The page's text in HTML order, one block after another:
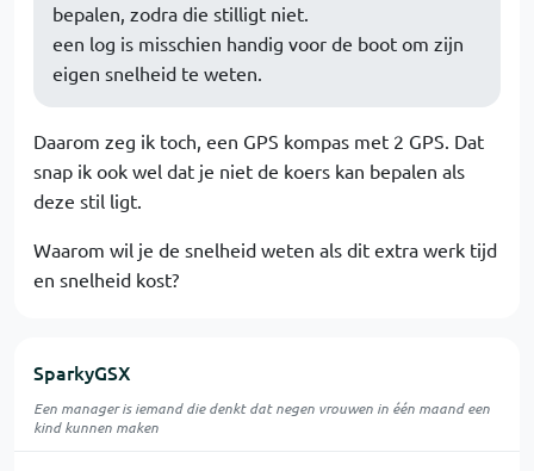
bepalen, zodra die stilligt niet.
een log is misschien handig voor de boot om zijn
eigen snelheid te weten.
Daarom zeg ik toch, een GPS kompas met 2 GPS. Dat
snap ik ook wel dat je niet de koers kan bepalen als
deze stil ligt.
Waarom wil je de snelheid weten als dit extra werk tijd
en snelheid kost?
SparkyGSX
Een manager is iemand die denkt dat negen vrouwen in één maand een
kind kunnen maken